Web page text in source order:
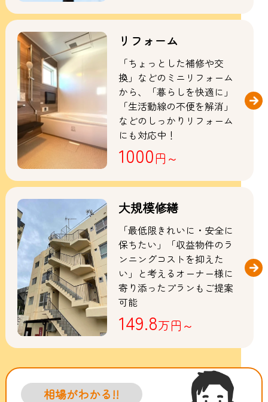
リフォーム
「ちょっとした補修や交
換」などのミニリフォーム
から、「暮らしを快適に」
「生活動線の不便を解消」
などのしっかりリフォーム
にも対応中！
1000円～
大規模修繕
「最低限きれいに・安全に
保ちたい」「収益物件のラ
ンニングコストを抑えた
い」と考えるオーナー様に
寄り添ったプランもご提案
可能
149.8万円～
相場がわかる!!